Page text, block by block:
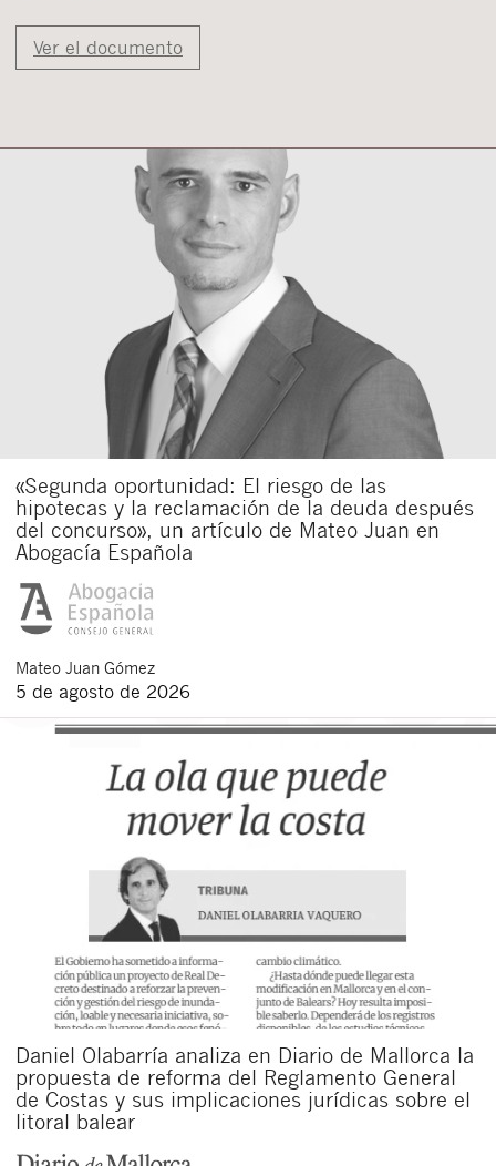
Ver el documento
«Segunda oportunidad: El riesgo de las
hipotecas y la reclamación de la deuda después
del concurso», un artículo de Mateo Juan en
Abogacía Española
Mateo Juan Gómez
5 de agosto de 2026
Daniel Olabarría analiza en Diario de Mallorca la
propuesta de reforma del Reglamento General
de Costas y sus implicaciones jurídicas sobre el
litoral balear